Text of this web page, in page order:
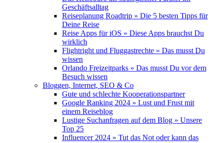
Geschäftsalltag
Reiseplanung Roadtrip » Die 5 besten Tipps für
Deine Reise
Reise Apps für iOS » Diese Apps brauchst Du
wirklich
Flightright und Fluggastrechte » Das musst Du
wissen
Orlando Freizeitparks » Das musst Du vor dem
Besuch wissen
Bloggen, Internet, SEO & Co
Gute und schlechte Kooperationspartner
Google Ranking 2024 » Lust und Frust mit
einem Reiseblog
Lustige Suchanfragen auf dem Blog » Unsere
Top 25
Influencer 2024 » Tut das Not oder kann das